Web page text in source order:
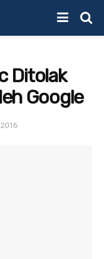
Ditolak
Google